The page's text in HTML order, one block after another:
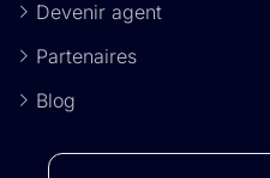
Devenir agent
Partenaires
Blog